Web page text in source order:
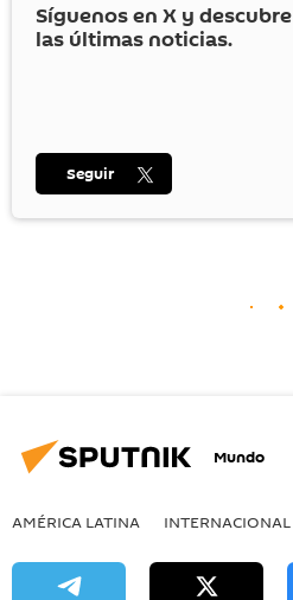
Síguenos en X y descubre
las últimas noticias.
Seguir
Mundo
AMÉRICA LATINA INTERNACIONAL